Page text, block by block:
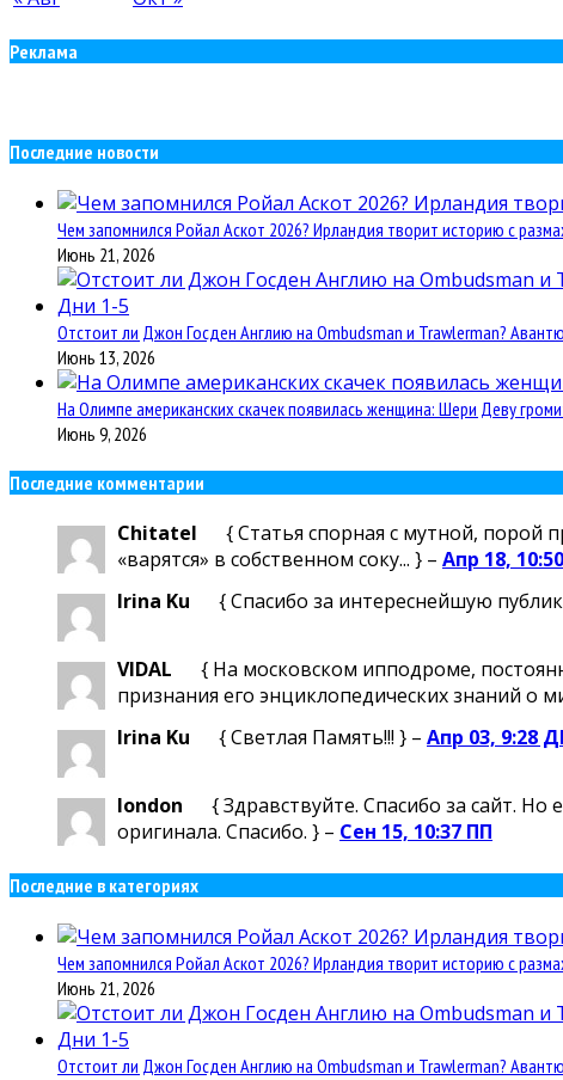
Реклама
Последние новости
Чем запомнился Ройал Аскот 2026? Ирландия творит историю с
Июнь 21, 2026
Отстоит ли Джон Госден Англию на Ombudsman и Trawlerman?
Июнь 13, 2026
На Олимпе американских скачек появилась женщина: Шери Деву
Июнь 9, 2026
Последние комментарии
Chitatel
{ Статья спорная с мутной, порой
«варятся» в собственном соку... } – Апр 18,
Irina Ku
{ Спасибо за интереснейшую
VIDAL
{ На московском ипподроме,
признания его энциклопедических знаний о
Irina Ku
{ Светлая Память!!! } – Апр 03, 9:28
london
{ Здравствуйте. Спасибо за сайт.
оригинала. Спасибо. } – Сен 15, 10:37 ПП
Последние в категориях
Чем запомнился Ройал Аскот 2026? Ирландия творит историю с
Июнь 21, 2026
Отстоит ли Джон Госден Англию на Ombudsman и Trawlerman?